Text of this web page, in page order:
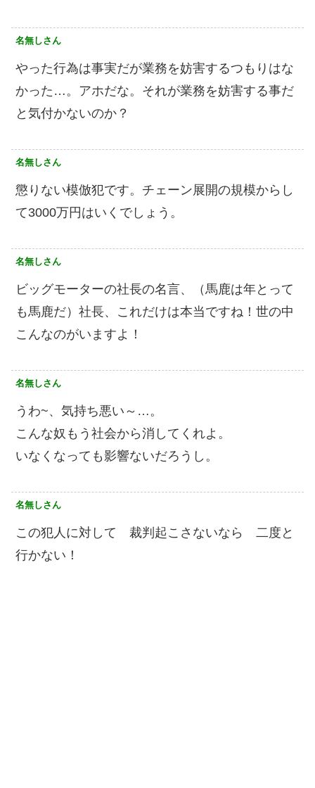
名無しさん
やった行為は事実だが業務を妨害するつもりはな
かった…。アホだな。それが業務を妨害する事だ
と気付かないのか？
名無しさん
懲りない模倣犯です。チェーン展開の規模からし
て3000万円はいくでしょう。
名無しさん
ビッグモーターの社長の名言、（馬鹿は年とって
も馬鹿だ）社長、これだけは本当ですね！世の中
こんなのがいますよ！
名無しさん
うわ~、気持ち悪い～…。
こんな奴もう社会から消してくれよ。
いなくなっても影響ないだろうし。
名無しさん
この犯人に対して 裁判起こさないなら 二度と
行かない！